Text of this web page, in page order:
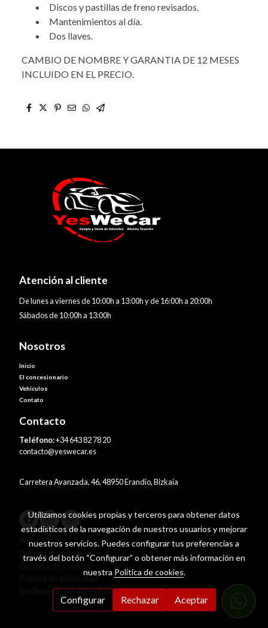
Discos y pastillas de freno revisados.
Mantenimientos al día.
Dos llaves.
CAMBIO DE NOMBRE Y GARANTIA DE 12 MESES
INCLUIDO EN EL PRECIO.
Atención al cliente
De lunes a viernes de 10:00h a 13:00h y de 16:00h a 20:00h
Sábados de 10:00h a 13:00h
Nosotros
Inicio
El concesionario
Vehículos
Contato
Contacto
Teléfono:+34 643 82 78 20
contacto@yeswecar.es
Carretera Avanzada, 46, 48950 Erandio, Bizkaia
Aviso legal
Política de cookies
Política de privacidad
Declaración de accesibilidad
Utilizamos cookies propias y terceros para obtener datos
estadísticos de la navegación de nuestros usuarios y mejorar
nuestros servicios. Puedes configurar tus preferencias a
través del botón “Configurar” o obtener más información en
nuestra Política de cookies.
Configurar Rechazar Aceptar